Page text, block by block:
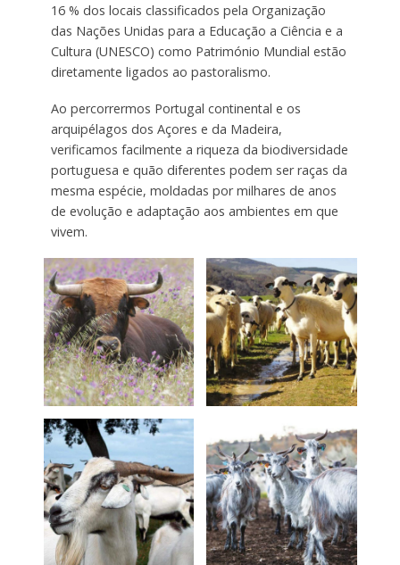
16 % dos locais classificados pela Organização
das Nações Unidas para a Educação a Ciência e a
Cultura (UNESCO) como Património Mundial estão
diretamente ligados ao pastoralismo.
Ao percorrermos Portugal continental e os
arquipélagos dos Açores e da Madeira,
verificamos facilmente a riqueza da biodiversidade
portuguesa e quão diferentes podem ser raças da
mesma espécie, moldadas por milhares de anos
de evolução e adaptação aos ambientes em que
vivem.